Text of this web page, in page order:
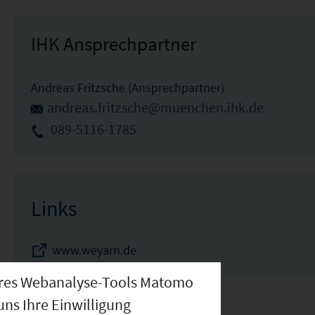
IHK Ansprechpartner
Andreas Fritzsche (Ansprechpartner)
andreas.fritzsche@muenchen.ihk.de
089-5116-1785
Links
www.weyarn.de
Webanalyse-Tools Matomo
Ihre Einwilligung